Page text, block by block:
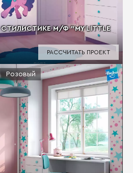
СТИЛИСТИКЕ М/Ф "MY LITTLE
РАССЧИТАТЬ ПРОЕКТ
Розовый